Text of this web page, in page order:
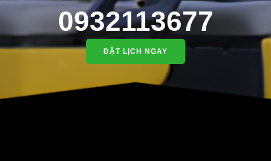
0932113677
ĐẶT LỊCH NGAY